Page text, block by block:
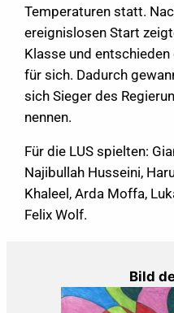
Temperaturen statt.
ereignislosen Start
Klasse und
für sich. Dadurch
sich Sieger des
nennen.
Für die LUS spielten:
Najibullah Husseini,
Khaleel, Arda Moffa,
Felix Wolf.
Bild